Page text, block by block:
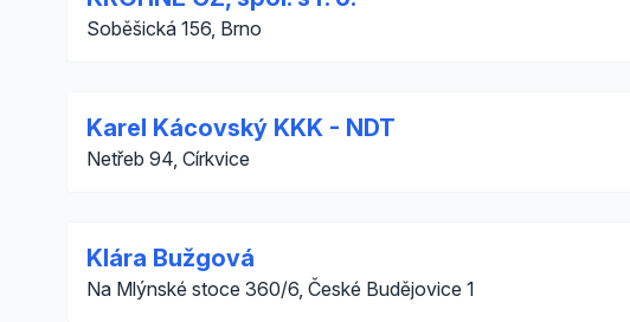
Soběšická 156, Brno
Karel Kácovský KKK - NDT
Netřeb 94, Církvice
Klára Bužgová
Na Mlýnské stoce 360/6, České Budějovice 1